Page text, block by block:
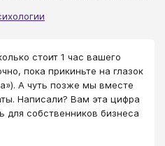
стоит 1 час вашего
пока прикиньте на глазок
А чуть позже мы вместе
Написали? Вам эта цифра
для собственников бизнеса